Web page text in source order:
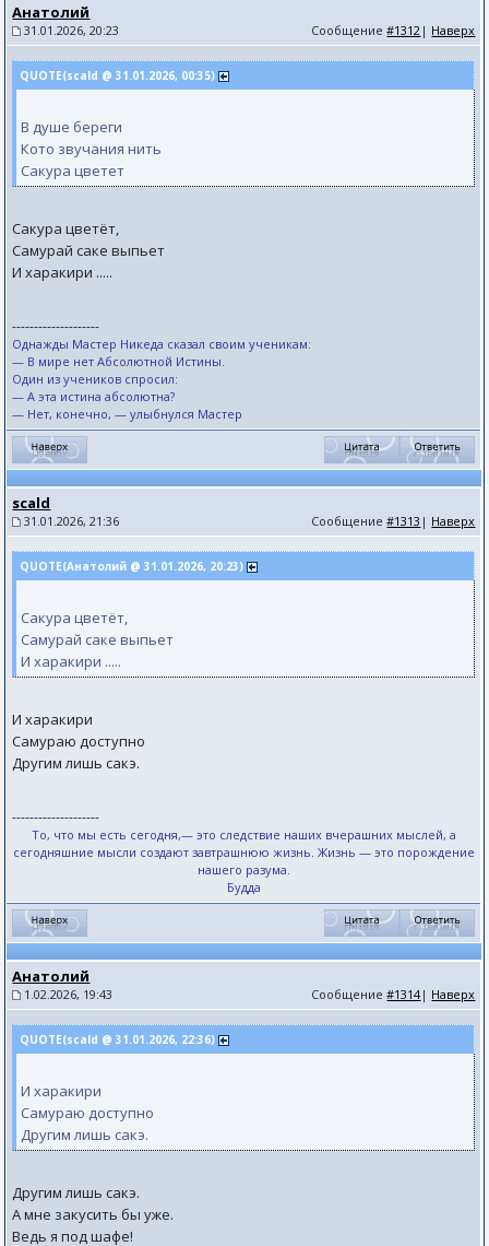
Анатолий
31.01.2026, 20:23 Сообщение#1312 | Наверх
QUOTE(scald @ 31.01.2026, 00:35)
В душе береги
Кото звучания нить
Сакура цветет
Сакура цветёт,
Самурай саке выпьет
И харакири .....
--------------------
Однажды Мастер Никеда сказал своим ученикам:
— В мире нет Абсолютной Истины.
Один из учеников спросил:
— А эта истина абсолютна?
— Нет, конечно, — улыбнулся Мастер
scald
31.01.2026, 21:36 Сообщение#1313 | Наверх
QUOTE(Анатолий @ 31.01.2026, 20:23)
Сакура цветёт,
Самурай саке выпьет
И харакири .....
И харакири
Самураю доступно
Другим лишь сакэ.
--------------------
То, что мы есть сегодня,— это следствие наших вчерашних мыслей, а
сегодняшние мысли создают завтрашнюю жизнь. Жизнь — это порождение
нашего разума.
Будда
Анатолий
1.02.2026, 19:43 Сообщение#1314| Наверх
QUOTE(scald @ 31.01.2026, 22:36)
И харакири
Самураю доступно
Другим лишь сакэ.
Другим лишь сакэ.
А мне закусить бы уже.
Ведь я под шафе!